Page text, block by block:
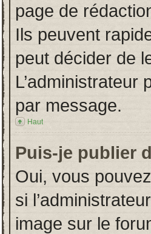
page de
Ils peuvent
peut décider de
par message.
Haut
Puis-je publier
Oui, vous
si
image sur le